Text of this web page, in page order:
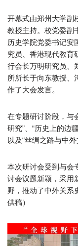
开幕式由郑州大学副
教授主持。校党委副
历史学院党委书记安
究员、香港现代教育
行会长万明研究员、
所所长于向东教授、
作了大会发言。
在专题研讨阶段，与
研究”、“历史上的边
以及“丝绸之路与中
本次研讨会受到与会
讨会议题新颖，采用
野，推动了中外关系
供稿）